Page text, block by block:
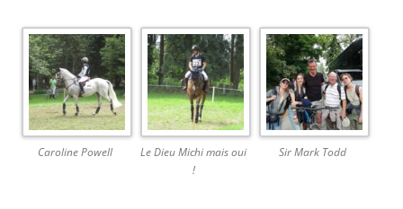
Caroline Powell
Le Dieu Michi mais oui
!
Sir Mark Todd